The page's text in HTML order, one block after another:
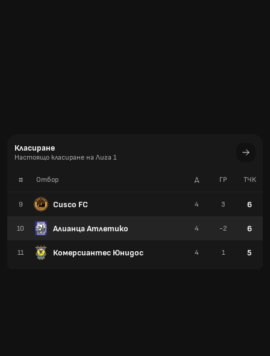
Класиране
Настоящо класиране на Лига 1
# Отбор
9 Cusco FC
10 Алианца Атлетико
11 Комерсиантес Юнидос
Д ГР TЧК
4 3 6
4 -2 6
4 1 5